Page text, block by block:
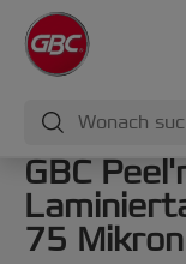
GBC
75 Mikron